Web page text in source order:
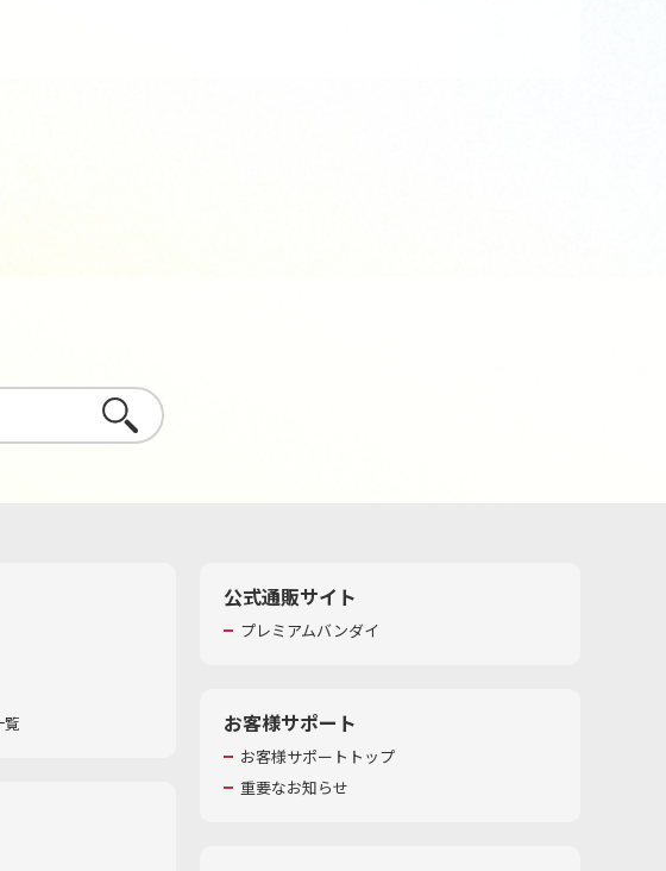
さがす
覧
公式通販サイト
プレミアムバンダイ
お客様サポート
お客様サポートトップ
重要なお知らせ